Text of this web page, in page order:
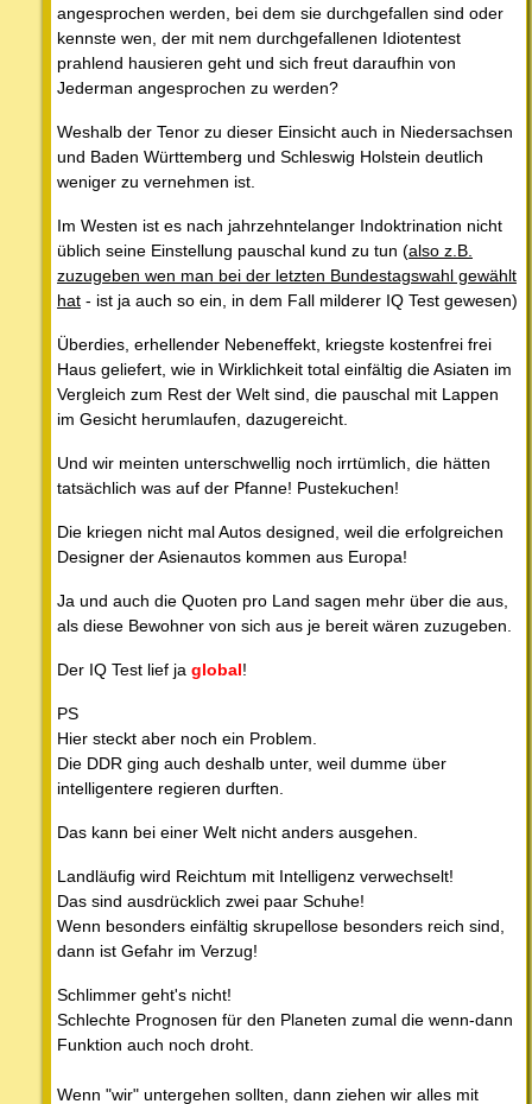
angesprochen werden, bei dem sie durchgefallen sind oder
kennste wen, der mit nem durchgefallenen Idiotentest
prahlend hausieren geht und sich freut daraufhin von
Jederman angesprochen zu werden?
Weshalb der Tenor zu dieser Einsicht auch in Niedersachsen
und Baden Württemberg und Schleswig Holstein deutlich
weniger zu vernehmen ist.
Im Westen ist es nach jahrzehntelanger Indoktrination nicht
üblich seine Einstellung pauschal kund zu tun (also z.B.
zuzugeben wen man bei der letzten Bundestagswahl gewählt
hat - ist ja auch so ein, in dem Fall milderer IQ Test gewesen)
Überdies, erhellender Nebeneffekt, kriegste kostenfrei frei
Haus geliefert, wie in Wirklichkeit total einfältig die Asiaten im
Vergleich zum Rest der Welt sind, die pauschal mit Lappen
im Gesicht herumlaufen, dazugereicht.
Und wir meinten unterschwellig noch irrtümlich, die hätten
tatsächlich was auf der Pfanne! Pustekuchen!
Die kriegen nicht mal Autos designed, weil die erfolgreichen
Designer der Asienautos kommen aus Europa!
Ja und auch die Quoten pro Land sagen mehr über die aus,
als diese Bewohner von sich aus je bereit wären zuzugeben.
Der IQ Test lief ja global!
PS
Hier steckt aber noch ein Problem.
Die DDR ging auch deshalb unter, weil dumme über
intelligentere regieren durften.
Das kann bei einer Welt nicht anders ausgehen.
Landläufig wird Reichtum mit Intelligenz verwechselt!
Das sind ausdrücklich zwei paar Schuhe!
Wenn besonders einfältig skrupellose besonders reich sind,
dann ist Gefahr im Verzug!
Schlimmer geht's nicht!
Schlechte Prognosen für den Planeten zumal die wenn-dann
Funktion auch noch droht.
Wenn "wir" untergehen sollten, dann ziehen wir alles mit